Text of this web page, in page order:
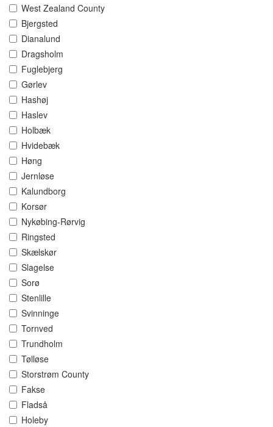
West Zealand County
Bjergsted
Dianalund
Dragsholm
Fuglebjerg
Gørlev
Hashøj
Haslev
Holbæk
Hvidebæk
Høng
Jernløse
Kalundborg
Korsør
Nykøbing-Rørvig
Ringsted
Skælskør
Slagelse
Sorø
Stenlille
Svinninge
Tornved
Trundholm
Tølløse
Storstrøm County
Fakse
Fladså
Holeby